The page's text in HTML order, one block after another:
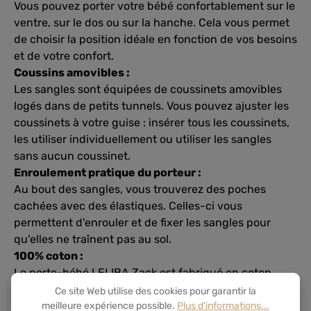
Vous pouvez porter votre bébé confortablement sur le
ventre, sur le dos ou sur la hanche. Cela vous permet
de choisir la position idéale en fonction de vos besoins
et de votre confort.
Coussins amovibles :
Les sangles sont équipées de coussinets amovibles
logés dans de petits tunnels. Vous pouvez ajuster les
coussinets à votre guise : insérer tous les coussinets,
les utiliser individuellement ou utiliser les sangles
sans aucun coussinet.
Enroulement pratique du porteur :
Au bout des sangles, vous trouverez des poches
cachées avec des élastiques. Celles-ci vous
permettent d'enrouler et de fixer les sangles pour
qu'elles ne traînent pas au sol.
100% coton :
Le porte-bébé LELIBA Zack est fabriqué en coton
biologique de haute qualité, respirant et
particulièrement doux pour la peau de votre bébé. La
Ce site Web utilise des cookies pour garantir la
meilleure expérience possible. Plus d'informations...